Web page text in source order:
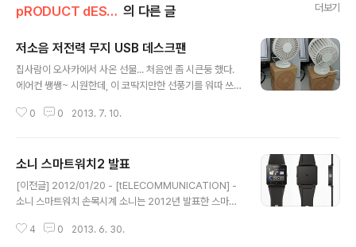
pRODUCT dESIGN 의 다른 글 더보기
저소음 저전력 무지 USB 데스크팬
집사람이 오사카에서 사온 선물... 처음엔 좀 시큰둥 했다.
에어컨 쌩쌩~ 시원한데, 이 코딱지만한 선풍기를 워따 쓰
실에 가져가 설치해봄... 옴마야~ 빌드 퀄리티가 상당한 수
바람은 나름 강단있다. 자세히 살펴보면 날개가 2장인데,
서로 반대방향으로 돈다. 즉, 뒤에서 공기를 모아 앞쪽 날개
로 보내면 앞쪽 7장의 날개가 다시 한번 강하게 불어재끼
은 느낌... 2단계까지 바람세기 조정도 되고 팬각도도 30
0 0 2013. 7. 10.
소니 스마트워치2 발표
[이전글] 2012/01/20 - [tELECOMMUNICATION] -
소니 스마트워치 손목시계 소니는 2012년 발표한 스마트
치스크린으로 휴대폰의 전화, 메시지, 이메일, 알림등을 확
4 0 2013. 6. 30.